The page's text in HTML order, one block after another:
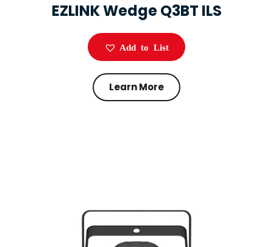
EZLINK Wedge Q3BT ILS
Add to List
Learn More